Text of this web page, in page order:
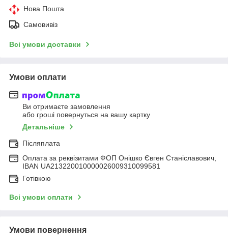
Нова Пошта
Самовивіз
Всі умови доставки
Умови оплати
Ви отримаєте замовлення
або гроші повернуться на вашу картку
Детальніше
Післяплата
Оплата за реквізитами ФОП Онішко Євген Станіславович,
IBAN UA213220010000026009310099581
Готівкою
Всі умови оплати
Умови повернення